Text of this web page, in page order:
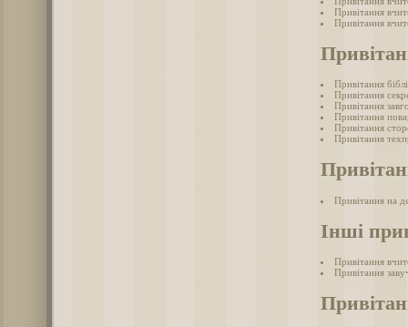
Привітання
Привітання
Привітання
Привітання
Привітання
Привітання
Привітання
Привітання
Привітання на
Інші
Привітання
Привітання